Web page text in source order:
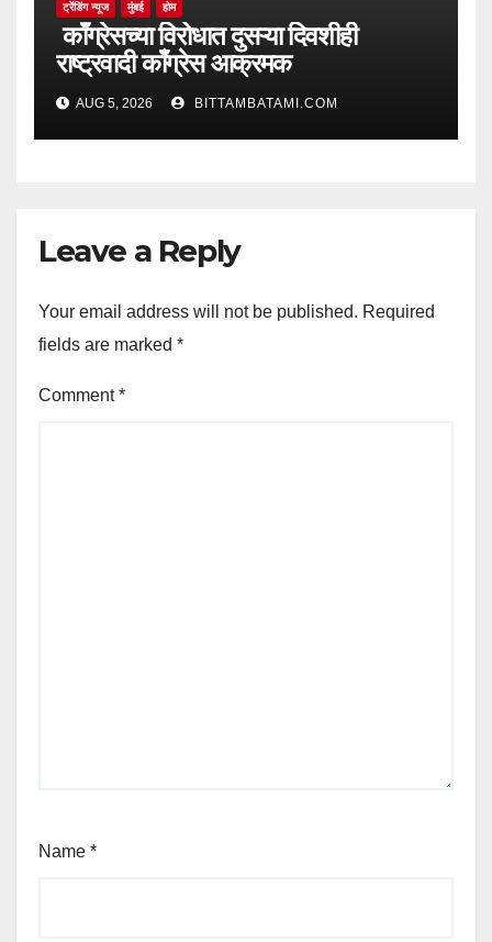
ट्रेंडिंग न्यूज मुंबई होम
काँग्रेसच्या विरोधात दुसऱ्या दिवशीही
राष्ट्रवादी काँग्रेस आक्रमक
AUG 5, 2026 BITTAMBATAMI.COM
Leave a Reply
Your email address will not be published. Required
fields are marked *
Comment*
Name *